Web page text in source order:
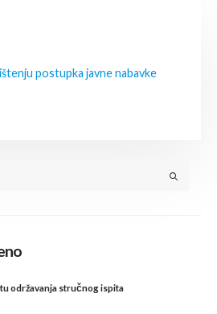
postupka javne nabavke
održavanja stručnog ispita